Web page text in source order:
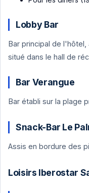
Lobby Bar
Bar principal de l'hôtel,
situé dans le hall de
Bar Verangue
Bar établi sur la plage
Snack-Bar Le
Assis en bordure des
Loisirs Iberostar